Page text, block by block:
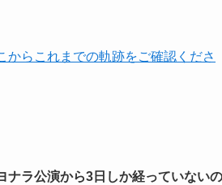
からこれまでの軌跡をご確認くださ
ラ公演から3日しか経っていないの